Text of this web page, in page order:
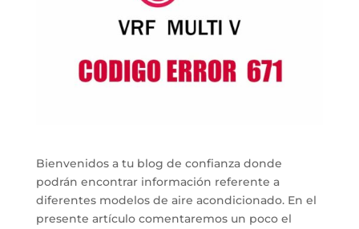
Bienvenidos a tu blog de confianza donde
podrán encontrar información referente a
diferentes modelos de aire acondicionado. En el
presente artículo comentaremos un poco el